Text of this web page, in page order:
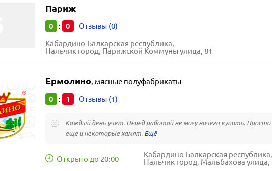
Париж
0 : 0 Отзывы (0)
Кабардино-Балкарская республика,
Нальчик город, Парижской Коммуны улица, 81
Ермолино, мясные полуфабрикаты
0 : 1 Отзывы (1)
Каждый день учет. Перед работай не могу ничего купить. Просто
еще и некоторые хамят.
Открыто до 20:00
Кабардино-Балкарская республика,
Нальчик город, Мальбахова улица,